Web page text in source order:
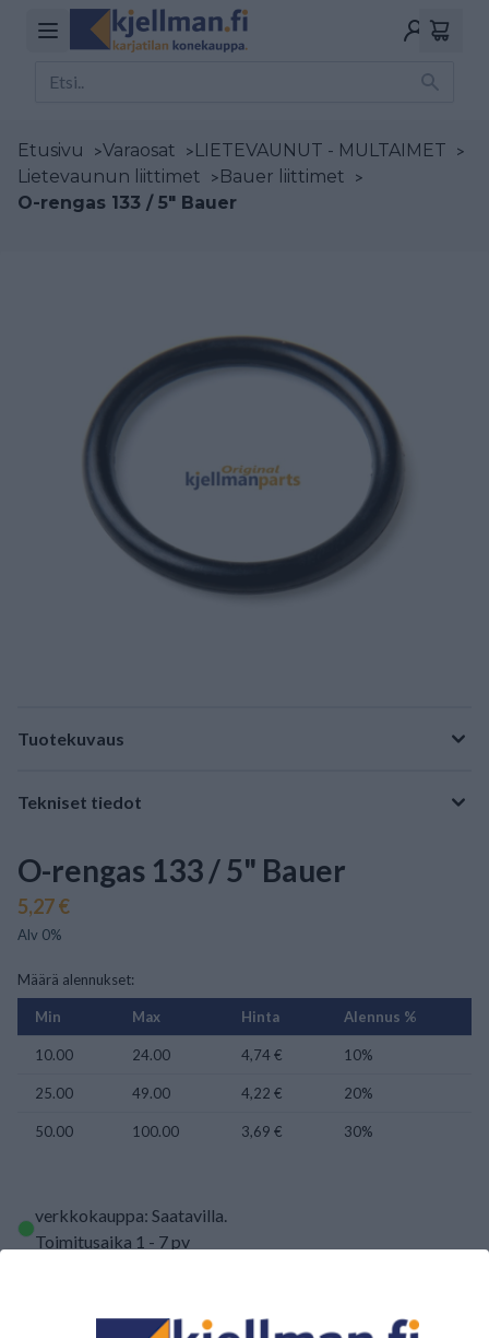
Etusivu >Varaosat >LIETEVAUNUT - MULTAIMET >
Lietevaunun liittimet >Bauer liittimet >
O-rengas 133 / 5" Bauer
Tuotekuvaus
Tekniset tiedot
O-rengas 133 / 5" Bauer
5,27 €
Alv 0%
Määrä alennukset:
Min Max Hinta Alennus %
10.00 24.00 4,74 € 10%
25.00 49.00 4,22 € 20%
50.00 100.00 3,69 € 30%
verkkokauppa: Saatavilla.
Toimitusaika 1 - 7 pv
kpl